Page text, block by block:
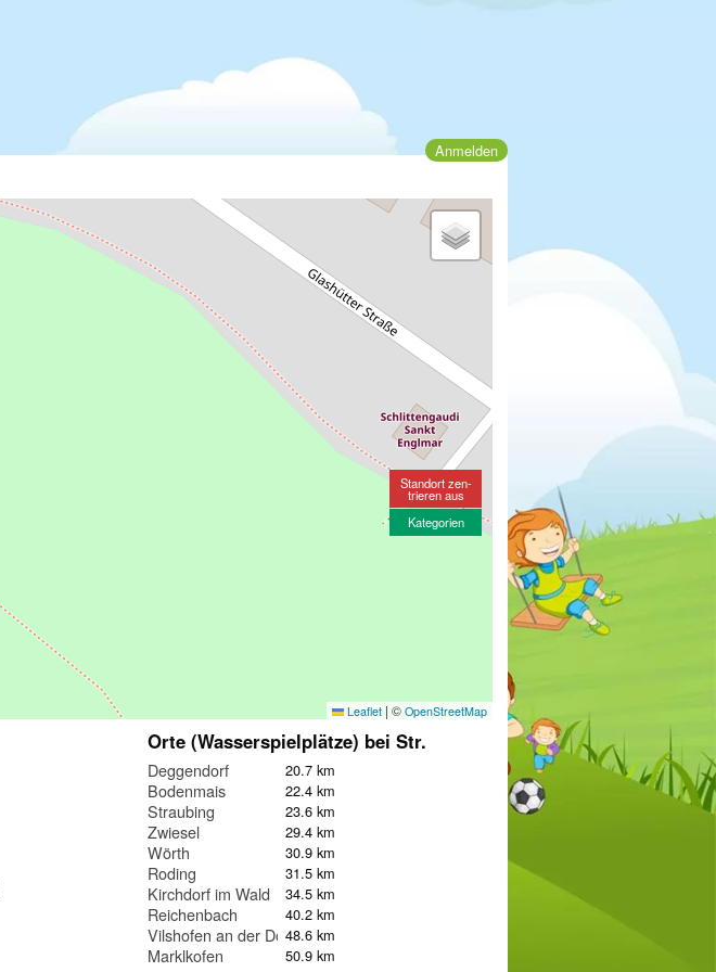
Anmelden
Leaflet | © OpenStreetMap
Standort zen-
trieren aus
Kategorien
Orte (Wasserspielplätze) bei Str.
Deggendorf 20.7 km
Bodenmais 22.4 km
Straubing 23.6 km
Zwiesel 29.4 km
Wörth 30.9 km
Roding 31.5 km
Kirchdorf im Wald 34.5 km
Reichenbach 40.2 km
Vilshofen an der Donau48.6 km
Marklkofen 50.9 km